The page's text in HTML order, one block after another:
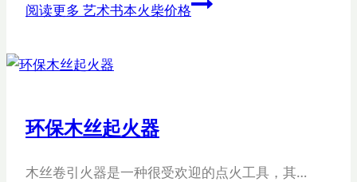
阅读更多 艺术书本火柴价格
环保木丝起火器
木丝卷引火器是一种很受欢迎的点火工具，其…